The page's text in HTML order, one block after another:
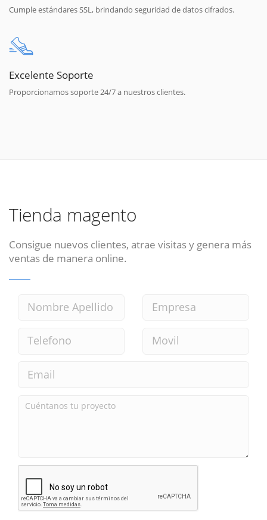
Cumple estándares SSL, brindando seguridad de datos cifrados.
Excelente Soporte
Proporcionamos soporte 24/7 a nuestros clientes.
Tienda magento
Consigue nuevos clientes, atrae visitas y genera más
ventas de manera online.